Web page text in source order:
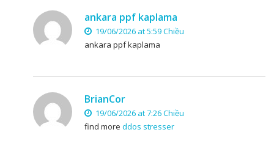
ankara ppf kaplama
19/06/2026 at 5:59 Chiều
ankara ppf kaplama
BrianCor
19/06/2026 at 7:26 Chiều
find more ddos stresser